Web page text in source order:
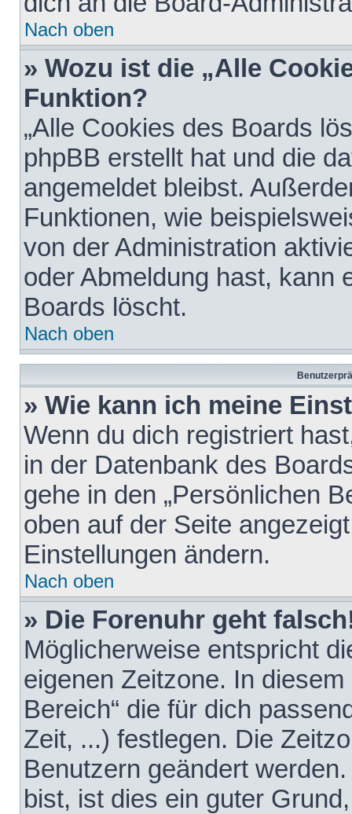
Nach oben
» Wozu ist die „Alle
Funktion?
„Alle Cookies des Boards
phpBB erstellt hat und die
angemeldet bleibst.
Funktionen, wie
von der Administration
oder Abmeldung hast, kann
Boards löscht.
Nach oben
» Wie kann ich meine
Wenn du dich registriert
in der Datenbank des
gehe in den „Persönlichen
oben auf der Seite
Einstellungen ändern.
Nach oben
» Die Forenuhr geht
Möglicherweise entspricht
eigenen Zeitzone. In
Bereich“ die für dich
Zeit, ...) festlegen. Die
Benutzern geändert
bist, ist dies ein guter